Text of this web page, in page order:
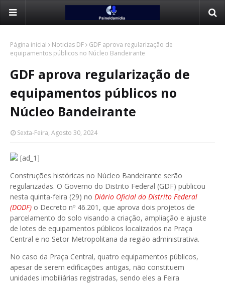
Página inicial Noticias DF
GDF aprova regularização de
equipamentos públicos no Núcleo Bandeirante
GDF aprova regularização de
equipamentos públicos no
Núcleo Bandeirante
Sexta-Feira, Agosto 30, 2024
[ad_1]
Construções históricas no Núcleo Bandeirante serão
regularizadas. O Governo do Distrito Federal (GDF) publicou
nesta quinta-feira (29) no Diário Oficial do Distrito Federal
(DODF) o Decreto nº 46.201, que aprova dois projetos de
parcelamento do solo visando a criação, ampliação e ajuste
de lotes de equipamentos públicos localizados na Praça
Central e no Setor Metropolitana da região administrativa.
No caso da Praça Central, quatro equipamentos públicos,
apesar de serem edificações antigas, não constituem
unidades imobiliárias registradas, sendo eles a Feira